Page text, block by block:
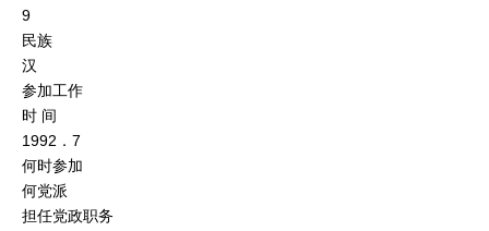
9
民族
汉
参加工作
时 间
1992．7
何时参加
何党派
担任党政职务